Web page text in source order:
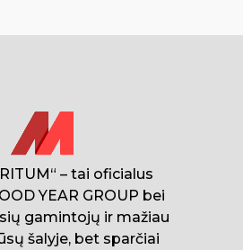
– tai oficialus
YEAR GROUP bei
gamintojų ir mažiau
šalyje, bet sparčiai